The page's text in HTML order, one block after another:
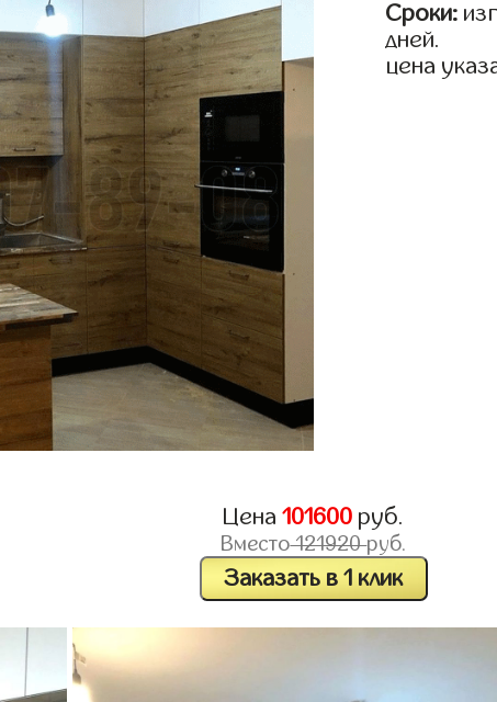
Сроки:
дней.
цена
Цена101600 руб.
Вместо121920руб.
Заказать в 1 клик